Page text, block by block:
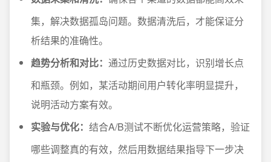
集，解决数据孤岛问题。数据清洗后，才能保证分
析结果的准确性。
趋势分析和对比： 通过历史数据对比，识别增长点
和瓶颈。例如，某活动期间用户转化率明显提升，
说明活动方案有效。
实验与优化： 结合A/B测试不断优化运营策略，验证
哪些调整真的有效，然后用数据结果指导下一步决